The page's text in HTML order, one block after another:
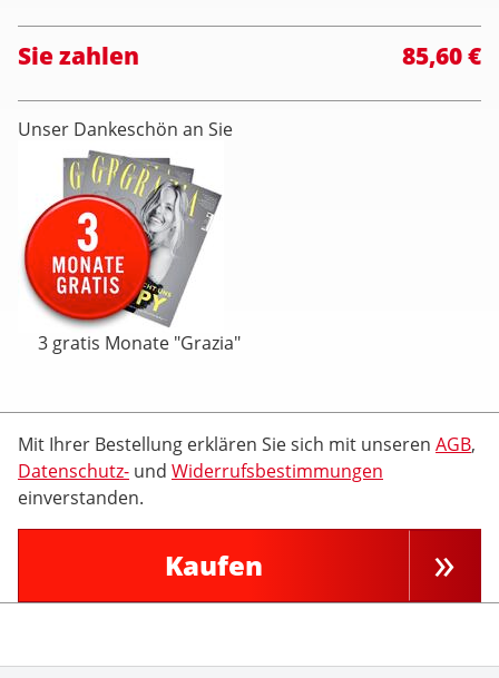
Sie zahlen 85,60 €
Unser Dankeschön an Sie
3 gratis Monate "Grazia"
Mit Ihrer Bestellung erklären Sie sich mit unseren AGB,
Datenschutz- und Widerrufsbestimmungen
einverstanden.
Kaufen